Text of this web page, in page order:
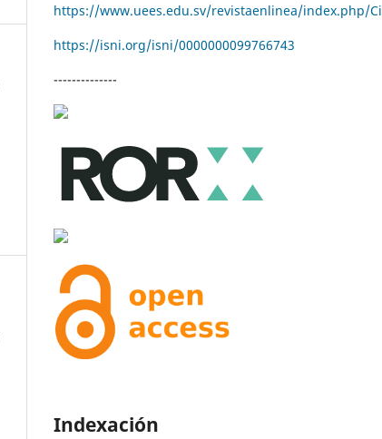
https://www.uees.edu.sv/revistaenlinea/index.php/
https://isni.org/isni/0000000099766743
--------------
Indexación